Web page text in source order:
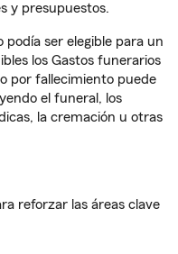
y presupuestos.
podía ser elegible para un
los Gastos funerarios
por fallecimiento puede
el funeral, los
la cremación u otras
reforzar las áreas clave